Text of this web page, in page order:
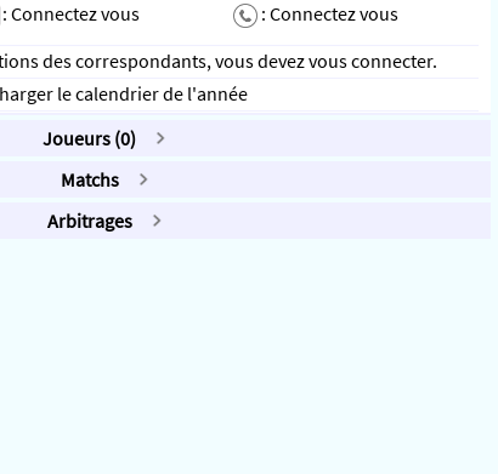
:Connectez vous : Connectez vous
des correspondants, vous devez vous connecter.
le calendrier de l'année
Joueurs (0)
Matchs
Arbitrages